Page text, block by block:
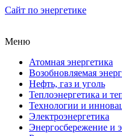
Сайт по энергетике
Меню
Атомная энергетика
Возобновляемая
Нефть, газ и уголь
Теплоэнергетика и
Технологии и
Электроэнергетика
Энергосбережение и